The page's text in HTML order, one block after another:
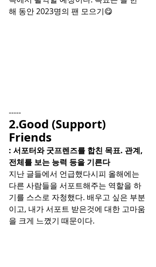
해 동안 2023명의 팬 모으기😋
-----
2.Good (Support)
Friends
: 서포터와 굿프렌즈를 합친 목표. 관계,
전체를 보는 능력 등을 기른다
지난 글들에서 언급했다시피 올해에는
다른 사람들을 서포트해주는 역할을 하
기를 스스로 자청했다. 배우고 싶은 부분
이고, 내가 서포트 받은것에 대한 고마움
을 크게 느꼈기 때문이다.